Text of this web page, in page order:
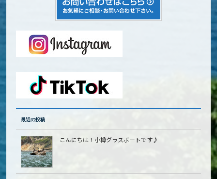
最近の投稿
こんにちは！小樽グラスボートです♪